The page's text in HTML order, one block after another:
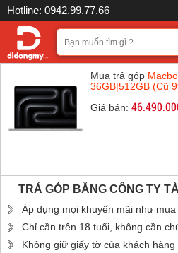
Hotline: 0942.99.77.66
Mua trả góp
36GB|512GB (Cũ
Giá bán:
TRẢ GÓP BẰNG CÔNG TY
Áp dụng mọi khuyến mãi như mua
Chỉ cần trên 18 tuổi, không cần
Không giữ giấy tờ của khách